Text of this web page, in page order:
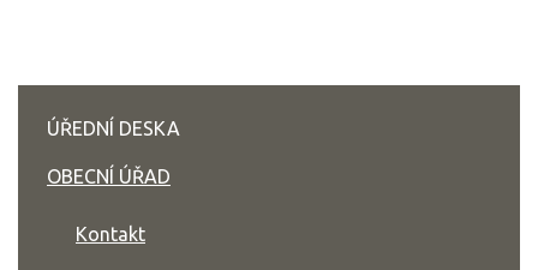
ÚŘEDNÍ DESKA
OBECNÍ ÚŘAD
Kontakt